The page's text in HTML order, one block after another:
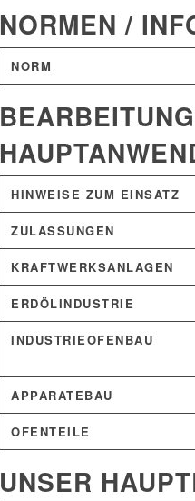
NORMEN /
NORM
HINWEISE ZUM EINSATZ
ZULASSUNGEN
KRAFTWERKSANLAGEN
ERDÖLINDUSTRIE
INDUSTRIEOFENBAU
APPARATEBAU
OFENTEILE
UNSER